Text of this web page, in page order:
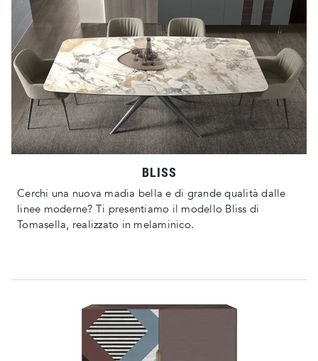
BLISS
Cerchi una nuova madia bella e di grande qualità dalle
linee moderne? Ti presentiamo il modello Bliss di
Tomasella, realizzato in melaminico.